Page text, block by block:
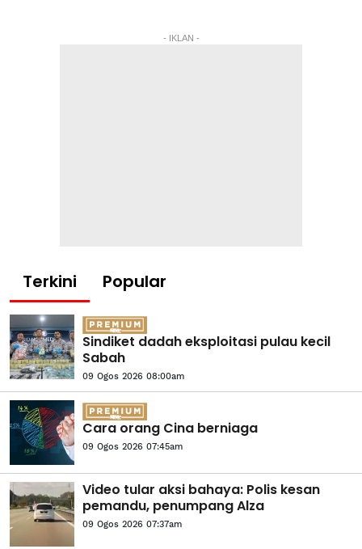
- IKLAN -
Terkini Popular
Sindiket dadah eksploitasi pulau kecil
Sabah
09 Ogos 2026 08:00am
Cara orang Cina berniaga
09 Ogos 2026 07:45am
Video tular aksi bahaya: Polis kesan
pemandu, penumpang Alza
09 Ogos 2026 07:37am